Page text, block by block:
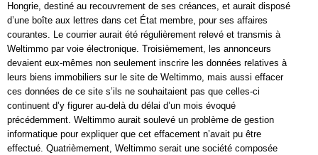
Hongrie, destiné au recouvrement de ses créances, et aurait disposé
d’une boîte aux lettres dans cet État membre, pour ses affaires
courantes. Le courrier aurait été régulièrement relevé et transmis à
Weltimmo par voie électronique. Troisièmement, les annonceurs
devaient eux-mêmes non seulement inscrire les données relatives à
leurs biens immobiliers sur le site de Weltimmo, mais aussi effacer
ces données de ce site s’ils ne souhaitaient pas que celles-ci
continuent d’y figurer au-delà du délai d’un mois évoqué
précédemment. Weltimmo aurait soulevé un problème de gestion
informatique pour expliquer que cet effacement n’avait pu être
effectué. Quatrièmement, Weltimmo serait une société composée